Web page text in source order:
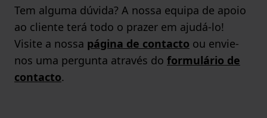
Tem alguma dúvida? A nossa equipa de apoio
ao cliente terá todo o prazer em ajudá-lo!
Visite a nossa página de contacto ou envie-
nos uma pergunta através do formulário de
contacto.